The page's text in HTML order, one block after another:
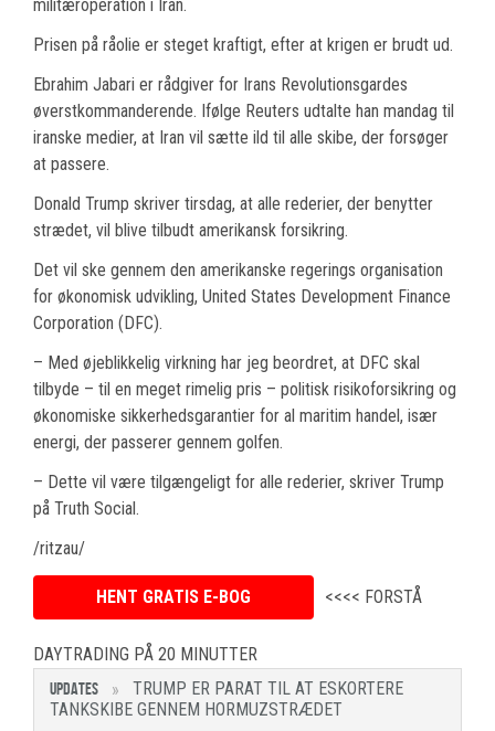
militæroperation i Iran.
Prisen på råolie er steget kraftigt, efter at krigen er brudt ud.
Ebrahim Jabari er rådgiver for Irans Revolutionsgardes
øverstkommanderende. Ifølge Reuters udtalte han mandag til
iranske medier, at Iran vil sætte ild til alle skibe, der forsøger
at passere.
Donald Trump skriver tirsdag, at alle rederier, der benytter
strædet, vil blive tilbudt amerikansk forsikring.
Det vil ske gennem den amerikanske regerings organisation
for økonomisk udvikling, United States Development Finance
Corporation (DFC).
– Med øjeblikkelig virkning har jeg beordret, at DFC skal
tilbyde – til en meget rimelig pris – politisk risikoforsikring og
økonomiske sikkerhedsgarantier for al maritim handel, især
energi, der passerer gennem golfen.
– Dette vil være tilgængeligt for alle rederier, skriver Trump
på Truth Social.
/ritzau/
HENT GRATIS E-BOG <<<< FORSTÅ
DAYTRADING PÅ 20 MINUTTER
UPDATES
TRUMP ER PARAT TIL AT ESKORTERE
TANKSKIBE GENNEM HORMUZSTRÆDET